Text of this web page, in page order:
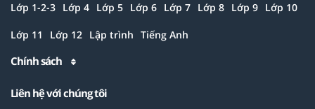
Lớp 1-2-3 Lớp 4 Lớp 5 Lớp 6 Lớp 7 Lớp 8 Lớp 9 Lớp 10
Lớp 11 Lớp 12 Lập trình Tiếng Anh
Chính sách
Liên hệ với chúng tôi